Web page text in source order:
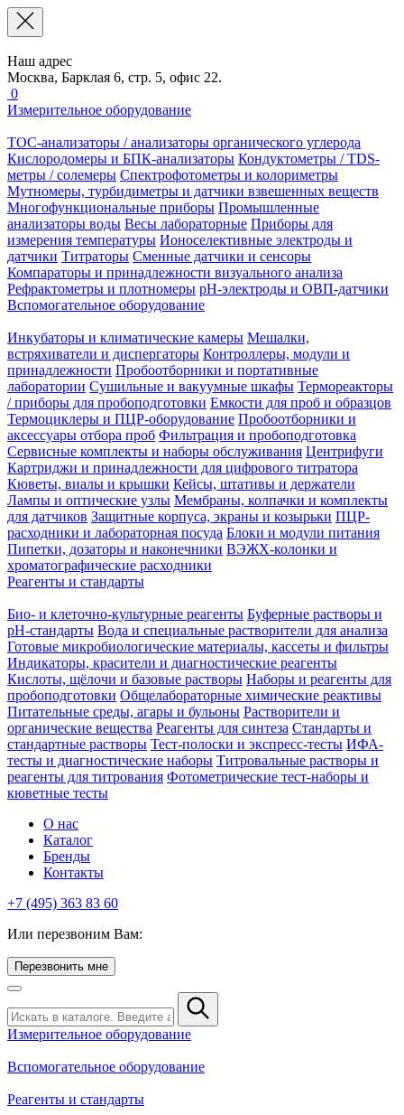
Наш адрес
Москва, Барклая 6, стр. 5, офис 22.
0
Измерительное оборудование
TOC-анализаторы / анализаторы органического углерода
Кислородомеры и БПК-анализаторы Кондуктометры / TDS-
метры / солемеры Спектрофотометры и колориметры
Мутномеры, турбидиметры и датчики взвешенных веществ
Многофункциональные приборы Промышленные
анализаторы воды Весы лабораторные Приборы для
измерения температуры Ионоселективные электроды и
датчики Титраторы Сменные датчики и сенсоры
Компараторы и принадлежности визуального анализа
Рефрактометры и плотномеры pH-электроды и ОВП-датчики
Вспомогательное оборудование
Инкубаторы и климатические камеры Мешалки,
встряхиватели и диспергаторы Контроллеры, модули и
принадлежности Пробоотборники и портативные
лаборатории Сушильные и вакуумные шкафы Термореакторы
/ приборы для пробоподготовки Емкости для проб и образцов
Термоциклеры и ПЦР-оборудование Пробоотборники и
аксессуары отбора проб Фильтрация и пробоподготовка
Сервисные комплекты и наборы обслуживания Центрифуги
Картриджи и принадлежности для цифрового титратора
Кюветы, виалы и крышки Кейсы, штативы и держатели
Лампы и оптические узлы Мембраны, колпачки и комплекты
для датчиков Защитные корпуса, экраны и козырьки ПЦР-
расходники и лабораторная посуда Блоки и модули питания
Пипетки, дозаторы и наконечники ВЭЖХ-колонки и
хроматографические расходники
Реагенты и стандарты
Био- и клеточно-культурные реагенты Буферные растворы и
pH-стандарты Вода и специальные растворители для анализа
Готовые микробиологические материалы, кассеты и фильтры
Индикаторы, красители и диагностические реагенты
Кислоты, щёлочи и базовые растворы Наборы и реагенты для
пробоподготовки Общелабораторные химические реактивы
Питательные среды, агары и бульоны Растворители и
органические вещества Реагенты для синтеза Стандарты и
стандартные растворы Тест-полоски и экспресс-тесты ИФА-
тесты и диагностические наборы Титровальные растворы и
реагенты для титрования Фотометрические тест-наборы и
кюветные тесты
О нас
Каталог
Бренды
Контакты
+7 (495) 363 83 60
Или перезвоним Вам:
Перезвонить мне
Измерительное оборудование
Вспомогательное оборудование
Реагенты и стандарты